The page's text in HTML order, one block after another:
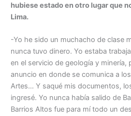
hubiese estado en otro lugar que
Lima.
-Yo he sido un muchacho de clase
nunca tuvo dinero. Yo estaba
en el servicio de geología y minería,
anuncio en donde se comunica a
Artes… Y saqué mis documentos,
ingresé. Yo nunca había salido de
Barrios Altos fue para mí todo un